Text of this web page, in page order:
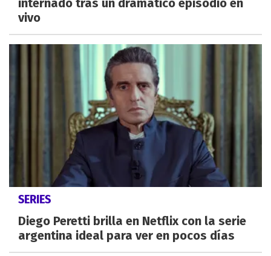
internado tras un dramático episodio en
vivo
SERIES
Diego Peretti brilla en Netflix con la serie
argentina ideal para ver en pocos días